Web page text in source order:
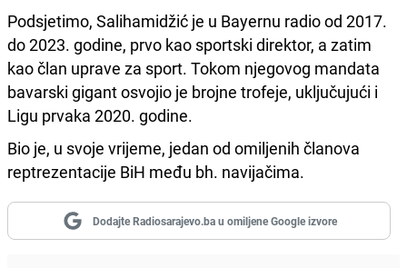
Podsjetimo, Salihamidžić je u Bayernu radio od 2017.
do 2023. godine, prvo kao sportski direktor, a zatim
kao član uprave za sport. Tokom njegovog mandata
bavarski gigant osvojio je brojne trofeje, uključujući i
Ligu prvaka 2020. godine.
Bio je, u svoje vrijeme, jedan od omiljenih članova
reptrezentacije BiH među bh. navijačima.
Dodajte Radiosarajevo.ba u omiljene Google izvore